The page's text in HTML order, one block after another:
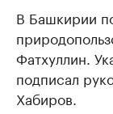
В Башкирии
Фатхуллин.
подписал
Хабиров.